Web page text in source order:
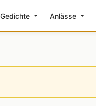
Gedichte Anlässe